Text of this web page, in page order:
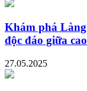
Khám phá
độc đáo giữa
27.05.2025